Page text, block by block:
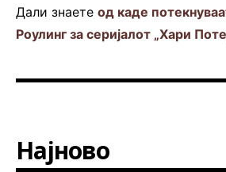
Дали знаете од каде
Роулинг за серијалот „Хари
Најново